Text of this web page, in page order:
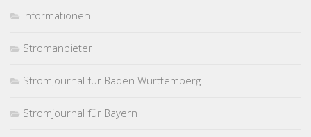
Informationen
Stromanbieter
Stromjournal für Baden Württemberg
Stromjournal für Bayern